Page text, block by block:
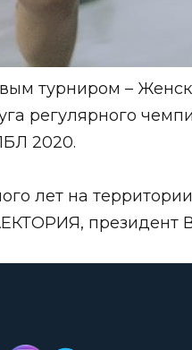
турниром –
регулярного
2020.
лет на
президент